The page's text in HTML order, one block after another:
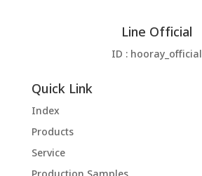
Line Official
ID : hooray_official
Quick Link
Index
Products
Service